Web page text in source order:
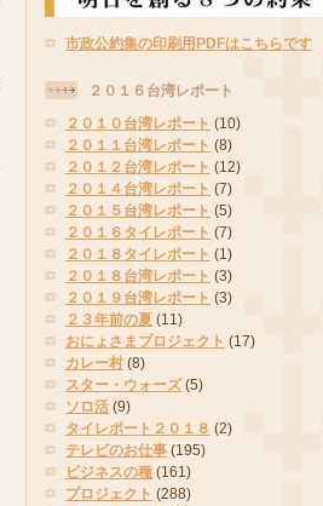
市政公約集の印刷用PDFはこちらです
２０１６台湾レポート
２０１０台湾レポート (10)
２０１１台湾レポート (8)
２０１２台湾レポート (12)
２０１４台湾レポート (7)
２０１５台湾レポート (5)
２０１６タイレポート (7)
２０１８タイレポート (1)
２０１８台湾レポート (3)
２０１９台湾レポート (3)
２３年前の夏 (11)
おにょさまプロジェクト (17)
カレー村 (8)
スター・ウォーズ (5)
ソロ活 (9)
タイレポート２０１８ (2)
テレビのお仕事 (195)
ビジネスの種 (161)
プロジェクト (288)